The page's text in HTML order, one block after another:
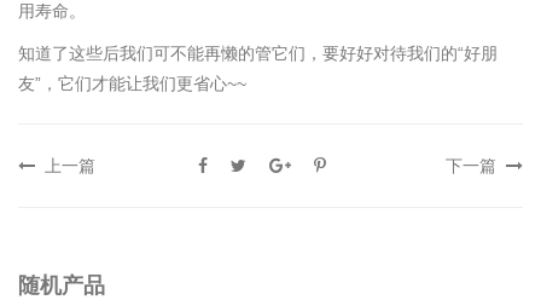
用寿命。
知道了这些后我们可不能再懒的管它们，要好好对待我们的“好朋
友”，它们才能让我们更省心~~
上一篇 下一篇
随机产品